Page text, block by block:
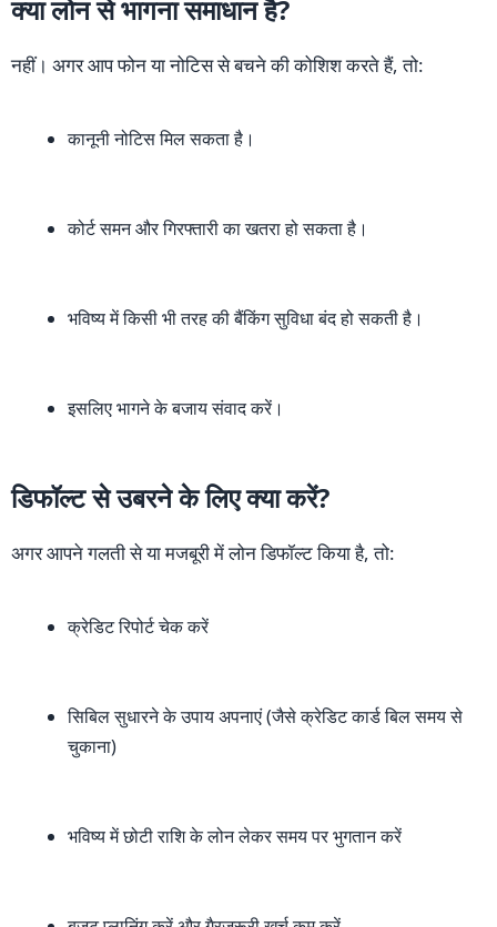
क्या लोन से भागना समाधान है?
नहीं। अगर आप फोन या नोटिस से बचने की कोशिश करते हैं, तो:
कानूनी नोटिस मिल सकता है।
कोर्ट समन और गिरफ्तारी का खतरा हो सकता है।
भविष्य में किसी भी तरह की बैंकिंग सुविधा बंद हो सकती है।
इसलिए भागने के बजाय संवाद करें।
डिफॉल्ट से उबरने के लिए क्या करें?
अगर आपने गलती से या मजबूरी में लोन डिफॉल्ट किया है, तो:
क्रेडिट रिपोर्ट चेक करें
सिबिल सुधारने के उपाय अपनाएं (जैसे क्रेडिट कार्ड बिल समय से
चुकाना)
भविष्य में छोटी राशि के लोन लेकर समय पर भुगतान करें